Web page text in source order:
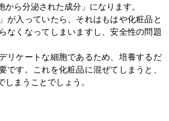
ら分泌された成分」になります。
が入っていたら、それはもはや化粧品と
なくなってしまいますし、安全性の問題
リケートな細胞であるため、培養するだ
です。これを化粧品に混ぜてしまうと、
まうことでしょう。